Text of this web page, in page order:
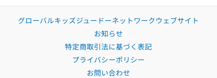
グローバルキッズジュードーネットワークウェブサイト
お知らせ
特定商取引法に基づく表記
プライバシーポリシー
お問い合わせ